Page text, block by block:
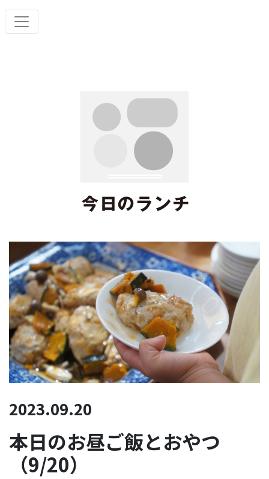
2023.09.20
本日のお昼ご飯とおやつ
（9/20）